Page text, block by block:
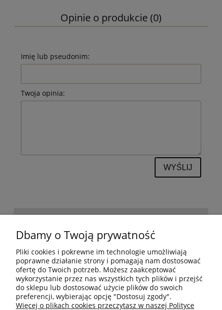
Opinie o produkcie (0)
Imię lub pseudonim:
Twoja opinia:
WYŚLIJ
BESTSELLERY
MOJE KONTO
Dbamy o Twoją prywatność
Pliki cookies i pokrewne im technologie umożliwiają
poprawne działanie strony i pomagają nam dostosować
ofertę do Twoich potrzeb. Możesz zaakceptować
wykorzystanie przez nas wszystkich tych plików i przejść
do sklepu lub dostosować użycie plików do swoich
preferencji, wybierając opcję "Dostosuj zgody".
Więcej o plikach cookies przeczytasz w naszej Polityce